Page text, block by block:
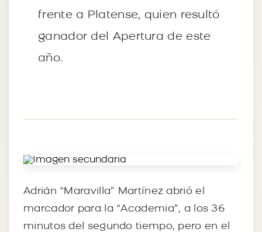
frente a Platense, quien resultó
ganador del Apertura de este
año.
Adrián “Maravilla” Martínez abrió el
marcador para la “Academia”, a los 36
minutos del segundo tiempo, pero en el